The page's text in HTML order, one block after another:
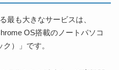
最も大きなサービスは、
OS搭載のノートパソコ
）」です。